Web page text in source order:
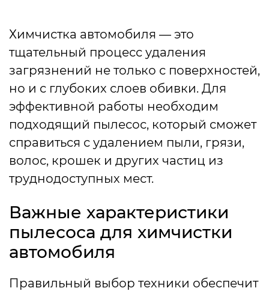
Химчистка автомобиля — это
тщательный процесс удаления
загрязнений не только с поверхностей,
но и с глубоких слоев обивки. Для
эффективной работы необходим
подходящий пылесос, который сможет
справиться с удалением пыли, грязи,
волос, крошек и других частиц из
труднодоступных мест.
Важные характеристики
пылесоса для химчистки
автомобиля
Правильный выбор техники обеспечит